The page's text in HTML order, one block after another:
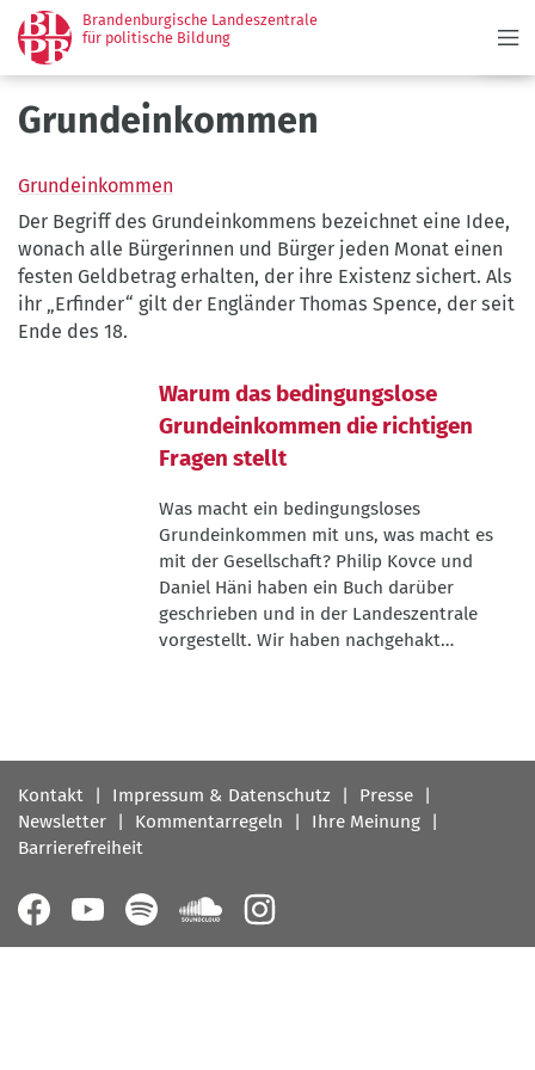
Direkt
zum
Inhalt
Brandenburgische Landeszentrale
für politische Bildung
Grundeinkommen
Grundeinkommen
Der Begriff des Grundeinkommens bezeichnet eine Idee,
wonach alle Bürgerinnen und Bürger jeden Monat einen
festen Geldbetrag erhalten, der ihre Existenz sichert. Als
ihr „Erfinder“ gilt der Engländer Thomas Spence, der seit
Ende des 18.
Warum das bedingungslose
Grundeinkommen die richtigen
Fragen stellt
Was macht ein bedingungsloses
Grundeinkommen mit uns, was macht es
mit der Gesellschaft? Philip Kovce und
Daniel Häni haben ein Buch darüber
geschrieben und in der Landeszentrale
vorgestellt. Wir haben nachgehakt…
Fußbereichsmenü
Kontakt Impressum & Datenschutz
Presse
Newsletter
Kommentarregeln
Ihre Meinung
Barrierefreiheit
Follow
us